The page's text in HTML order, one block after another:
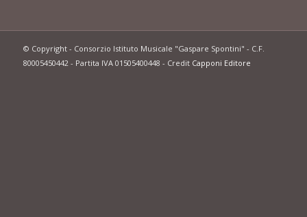
© Copyright - Consorzio Istituto Musicale "Gaspare Spontini" - C.F.
80005450442 - Partita IVA 01505400448 - Credit Capponi Editore